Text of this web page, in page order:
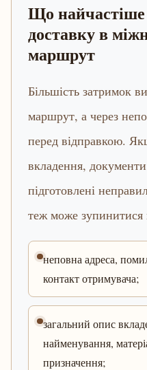
Що найчастіше
доставку в
маршрут
Більшість затримок
маршрут, а через
перед відправкою.
вкладення,
підготовлені
теж може зупинитися
неповна адреса,
контакт отримувача;
загальний опис
найменування,
призначення;